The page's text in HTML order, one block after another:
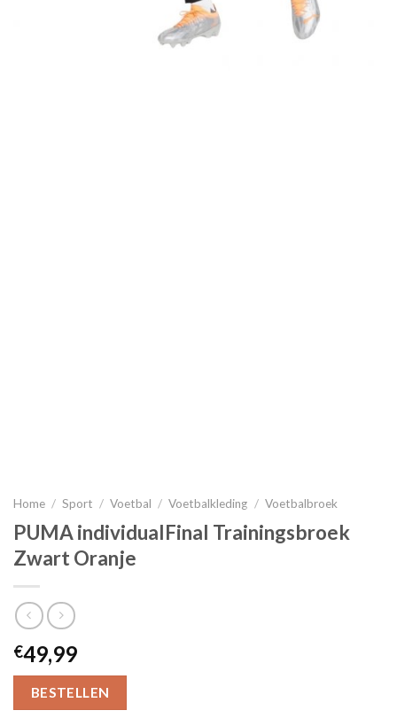
Home / Sport / Voetbal / Voetbalkleding / Voetbalbroek
PUMA individualFinal Trainingsbroek
Zwart Oranje
€49,99
BESTELLEN